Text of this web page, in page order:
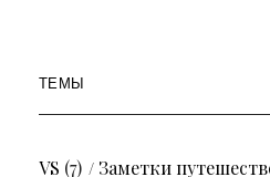
ТЕМЫ
VS (7) Заметки